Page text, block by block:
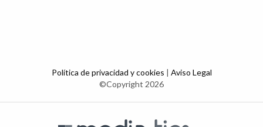
Política de privacidad y cookies | Aviso Legal
©Copyright 2026